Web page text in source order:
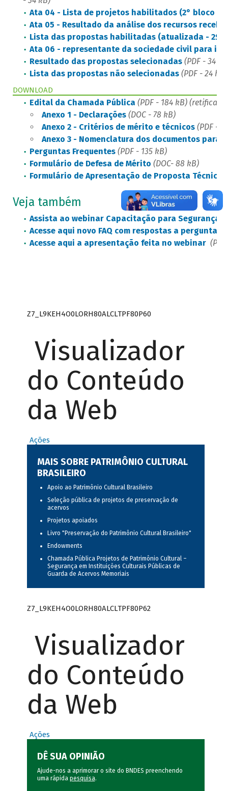
Ata 04 - Lista de projetos habilitados (2° bloco
Ata 05 - Resultado da análise dos recursos
Lista das propostas habilitadas (atualizada - 2º
Ata 06 - representante da sociedade civil para
Resultado das propostas selecionadas (PDF - 34
Lista das propostas não selecionadas(PDF - 24 kB)
DOWNLOAD
Edital da Chamada Pública (PDF - 184 kB) (retificado
Anexo 1 - Declarações (DOC - 78 kB)
Anexo 2 - Critérios de mérito e técnicos (PDF -
Anexo 3 - Nomenclatura dos documentos para
​Perguntas Frequentes (PDF - 135 kB)
Formulário de Defesa de Mérito (DOC- 88 kB)
Formulário de Apresentação de Proposta Técnica
Veja também
Assista ao webinar Capacitação para Segurança
Acesse aqui novo FAQ com respostas a
Acesse aqui a apresentação feita no webinar
Z7_L9KEH4O0LORH80ALCLTPF80P60
Visualizador
do Conteúdo
da Web
Ações
MAIS SOBRE PATRIMÔNIO CULTURAL
BRASILEIRO
Apoio ao Patrimônio Cultural Brasileiro
Seleção pública de projetos de preservação de
acervos
Projetos apoiados
Livro "Preservação do Patrimônio Cultural Brasileiro"
Endowments
Chamada Pública Projetos de Patrimônio Cultural –
Segurança em Instituições Culturais Públicas de
Guarda de Acervos Memoriais
Z7_L9KEH4O0LORH80ALCLTPF80P62
Visualizador
do Conteúdo
da Web
Ações
DÊ SUA OPINIÃO
Ajude-nos a aprimorar o site do BNDES preenchendo
uma rápida pesquisa.